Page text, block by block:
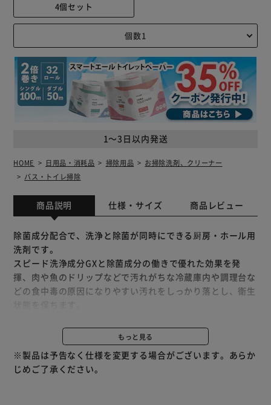
4個セット
1～3日以内発送
HOME 日用品・消耗品 掃除用品
お掃除洗剤、クリーナー
バス・トイレ掃除
商品説明 仕様・サイズ 商品レビュー
除菌成分配合で、洗浄と除菌が同時にできる厨房・ホール用
洗剤です。
スピード洗浄成分GXと除菌成分の働きで優れた効果を発
揮、肉や魚のドリップなどで汚れがちな冷蔵庫内や調理台な
どの食中毒の原因になりやすい汚れをしっかり落とし、衛生
やかでやさしい香りなのでニオイがこもりがちなフードや厨
房内での使用でも安心。
ニオイ立ちやニオイ残りが少ないので、営業中のオープンキ
ッチンやホールでも安心して使えます。
もっと見る
※製品は予告なく仕様を変更する場合がございます。あらか
じめご了承ください。